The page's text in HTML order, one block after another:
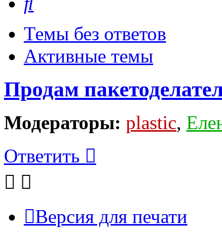
Темы без ответов
Активные темы
Продам
Модераторы: plastic,
Ответить
Версия для печати